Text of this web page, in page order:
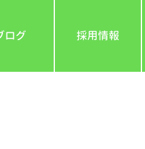
ログ 採用情報